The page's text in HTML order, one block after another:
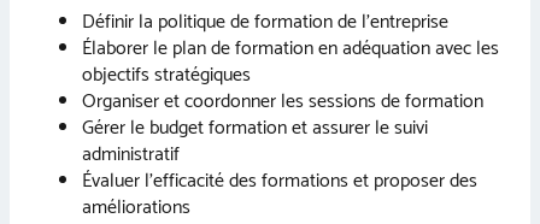
Définir la politique de formation de l’entreprise
Élaborer le plan de formation en adéquation avec les
objectifs stratégiques
Organiser et coordonner les sessions de formation
Gérer le budget formation et assurer le suivi
administratif
Évaluer l’efficacité des formations et proposer des
améliorations